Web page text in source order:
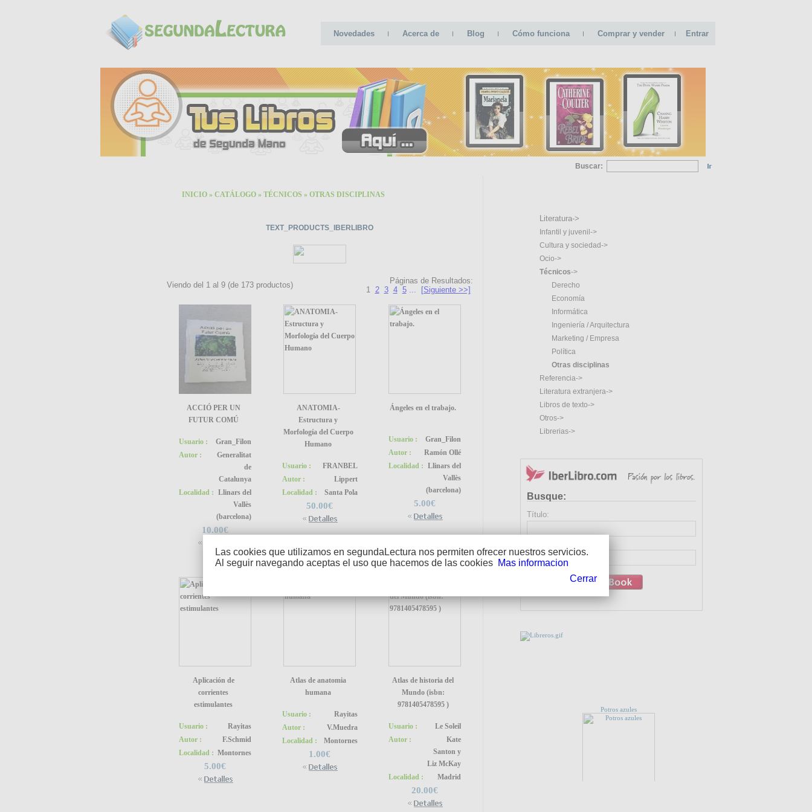
Novedades Acerca de Blog Cómo funciona Comprar y vender Entrar
Buscar:
INICIO» CATÁLOGO» TÉCNICOS » OTRAS DISCIPLINAS
TEXT_PRODUCTS_IBERLIBRO
Viendo del 1al 9(de 173productos)
Páginas de Resultados:
1 2 3 4 5 ... [Siguiente >>]
ACCIÓ PER UN
FUTUR COMÚ
Usuario :
Gran_Filon
Autor :
Generalitat
de
Catalunya
Localidad : Llinars del
Vallès
(barcelona)
10.00€
ANATOMIA-
Estructura y
Morfología del Cuerpo
Humano
Usuario :
FRANBEL
Autor :
Lippert
Localidad :
Santa Pola
50.00€
Ángeles en el trabajo.
Usuario :
Gran_Filon
Autor :
Ramón Ollé
Localidad : Llinars del
Vallès
(barcelona)
5.00€
Aplicación de
corrientes
estimulantes
Usuario :
Rayitas
Autor :
F.Schmid
Localidad : Montornes
5.00€
Atlas de anatomia
humana
Usuario :
Rayitas
Autor :
V.Muedra
Localidad :
Montornes
1.00€
Atlas de historia del
Mundo (isbn:
9781405478595 )
Usuario :
Le Soleil
Autor :
Kate
Santon y
Liz McKay
Localidad :
Madrid
20.00€
Literatura->
Infantil y juvenil->
Cultura y sociedad->
Ocio->
Técnicos->
Derecho
Economía
Informática
Ingeniería / Arquitectura
Marketing / Empresa
Política
Otras disciplinas
Referencia->
Literatura extranjera->
Libros de texto->
Otros->
Librerias->
Busque:
Título:
Las cookies que utilizamos en segundaLectura nos permiten ofrecer nuestros servicios.
Al seguir navegando aceptas el uso que hacemos de las cookies Mas informacion
Cerrar